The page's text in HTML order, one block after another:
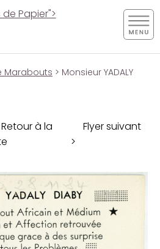
Papier">
Marabouts > Monsieur YADALY
Retour à la
Flyer suivant
>